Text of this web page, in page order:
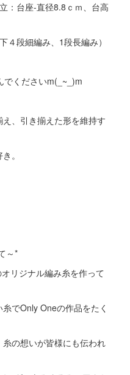
：台座-直径8.8ｃｍ、台高
４段細編み、1段長編み）
くださいm(_~_)m
、引き揃えた形を維持す
。
～*
リジナル編み糸を作って
でOnly Oneの作品をたく
の想いが皆様にも伝われ